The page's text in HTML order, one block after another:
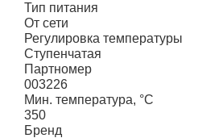
Тип питания
От сети
Регулировка температуры
Ступенчатая
Партномер
003226
Мин. температура, °С
350
Бренд